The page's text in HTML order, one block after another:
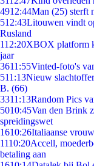
4912:44Man (25) sterft
512:43Litouwen vindt
Rusland
112:20XBOX platform
jaar
3611:55Vinted-foto's
511:13Nieuw
B. (66)
3311:13Random Pics
5010:45Van den Brink
spreidingswet
1610:26Italiaanse
1110:20Accell,
betaling aan